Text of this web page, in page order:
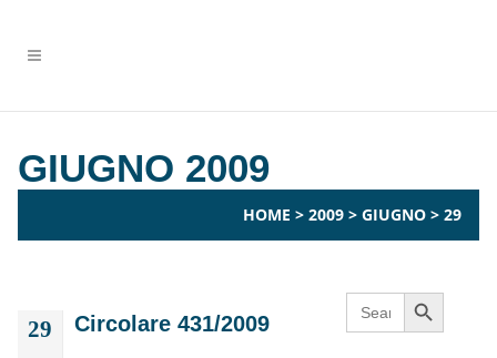
GIUGNO 2009
HOME > 2009 > GIUGNO > 29
29
Circolare 431/2009
Search
for:
Search Button